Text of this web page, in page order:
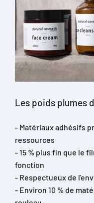
Les poids plumes
- Matériaux adhésifs
ressources
- 15 % plus fin que le
fonction
- Respectueux de
- Environ 10 % de